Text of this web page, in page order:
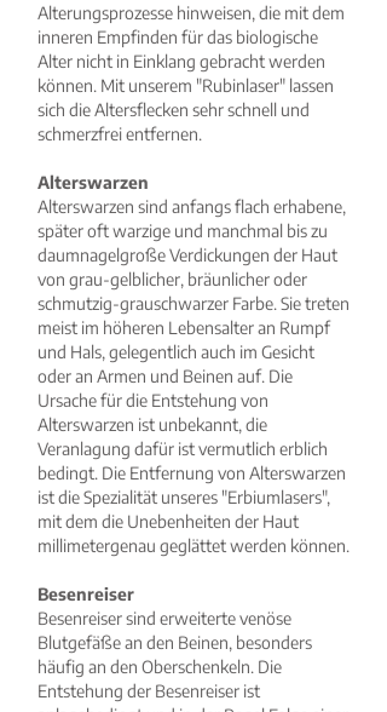
Alterungsprozesse hinweisen, die mit dem
inneren Empfinden für das biologische
Alter nicht in Einklang gebracht werden
können. Mit unserem "Rubinlaser" lassen
sich die Altersflecken sehr schnell und
schmerzfrei entfernen.
Alterswarzen
Alterswarzen sind anfangs flach erhabene,
später oft warzige und manchmal bis zu
daumnagelgroße Verdickungen der Haut
von grau-gelblicher, bräunlicher oder
schmutzig-grauschwarzer Farbe. Sie treten
meist im höheren Lebensalter an Rumpf
und Hals, gelegentlich auch im Gesicht
oder an Armen und Beinen auf. Die
Ursache für die Entstehung von
Alterswarzen ist unbekannt, die
Veranlagung dafür ist vermutlich erblich
bedingt. Die Entfernung von Alterswarzen
ist die Spezialität unseres "Erbiumlasers",
mit dem die Unebenheiten der Haut
millimetergenau geglättet werden können.
Besenreiser
Besenreiser sind erweiterte venöse
Blutgefäße an den Beinen, besonders
häufig an den Oberschenkeln. Die
Entstehung der Besenreiser ist